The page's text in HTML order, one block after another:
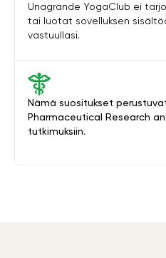
Nämä suositukset
Pharmaceutical Research
tutkimuksiin.
Unagrande YogaClub ei
tai luotat sovelluksen
vastuullasi.